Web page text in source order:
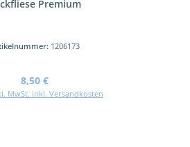
Premium
1206173
Regulärer Preis:
8,50 €
MwSt. inkl. Versandkosten